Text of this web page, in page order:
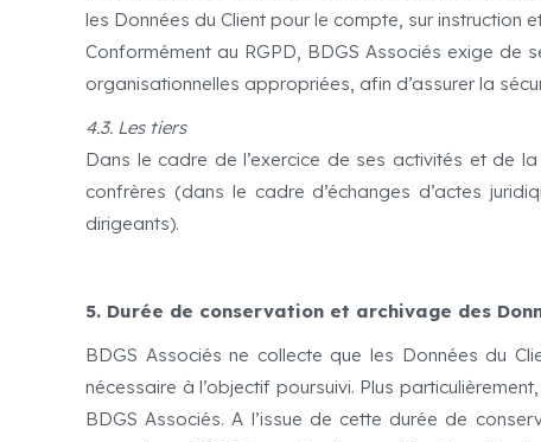
les Données du Client pour le compte, sur instruction
Conformément au RGPD, BDGS Associés exige
organisationnelles appropriées, afin d’assurer la
4.3. Les tiers
Dans le cadre de l’exercice de ses activités et de
confrères (dans le cadre d’échanges d’actes
dirigeants).
5. Durée de conservation et archivage des
BDGS Associés ne collecte que les Données du
nécessaire à l’objectif poursuivi. Plus
BDGS Associés. A l’issue de cette durée de